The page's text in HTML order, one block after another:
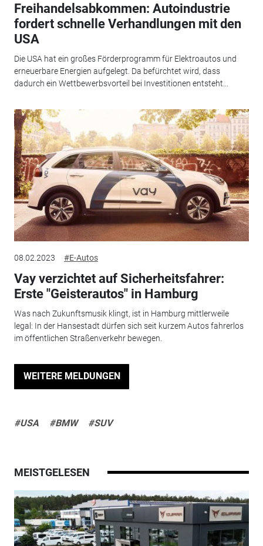
Freihandelsabkommen: Autoindustrie
fordert schnelle Verhandlungen mit den
USA
Die USA hat ein großes Förderprogramm für Elektroautos und
erneuerbare Energien aufgelegt. Da befürchtet wird, dass
dadurch ein Wettbewerbsvorteil bei Investitionen entsteht...
08.02.2023 #E-Autos
Vay verzichtet auf Sicherheitsfahrer:
Erste "Geisterautos" in Hamburg
Was nach Zukunftsmusik klingt, ist in Hamburg mittlerweile
legal: In der Hansestadt dürfen sich seit kurzem Autos fahrerlos
im öffentlichen Straßenverkehr bewegen.
WEITERE MELDUNGEN
#USA #BMW #SUV
MEISTGELESEN